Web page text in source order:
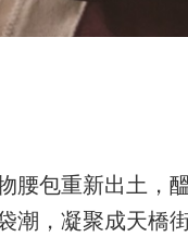
腰包重新出土，
潮，凝聚成天橋